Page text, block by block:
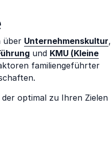
über Unternehmenskultur,
und KMU (Kleine
familiengeführter
optimal zu Ihren Zielen